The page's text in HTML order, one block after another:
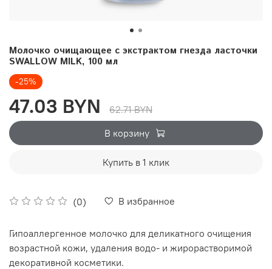
Молочко очищающее с экстрактом гнезда ласточки
SWALLOW MILK, 100 мл
(0) В избранное
-25%
47.03 BYN
62.71 BYN
В корзину
Купить в 1 клик
Гипоаллергенное молочко для деликатного очищения
возрастной кожи, удаления водо- и жирорастворимой
декоративной косметики.